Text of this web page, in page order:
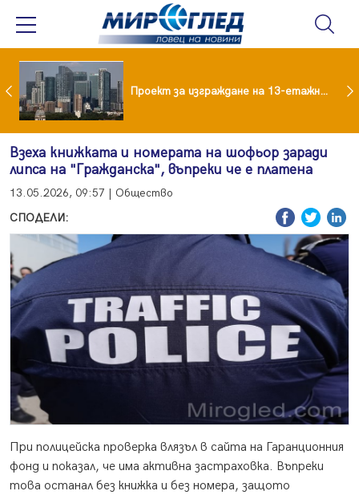
Забраниха на летовници асансьора в хотел на Златните Проект за изграждане на 13-етажна "мегаджамия" разгневи жителите на Лондон
Взеха книжката и номерата на шофьор заради
липса на "Гражданска", въпреки че е платена
13.05.2026, 09:57 | Общество
СПОДЕЛИ:
При полицейска проверка влязъл в сайта на Гаранционния
фонд и показал, че има активна застраховка. Въпреки
това останал без книжка и без номера, защото